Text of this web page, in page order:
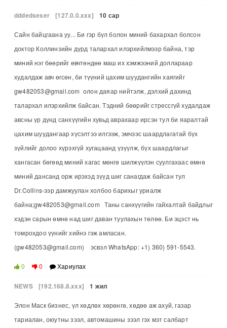
dddedseser [127.0.0.xxx] 10 сар
Сайн байцгаана уу... Би гэр бүл болон миний бахархал болсон
доктор Коллинзийн дүрд талархал илэрхийлмээр байна, тэр
миний нэг бөөрийг өвчтөндөө маш их хэмжээний доллараар
худалдаж авч өгсөн, би түүний цахим шуудангийн хаягийг
gw482053@gmail.com олон даяар нийтэлж, дэлхий дахинд
талархал илэрхийлж байсан. Тэдний бөөрийг стрессгүй худалдаж
авсны үр дүнд санхүүгийн хувьд аврахаар ирсэн тул би яаралтай
цахим шуудангаар хүсэлтээ илгээж, эмчээс шаардлагатай бүх
зүйлийг долоо хүрэхгүй хугацаанд үзүүлж, бүх шаардлагыг
хангасан бөгөөд миний хагас мөнгө шилжүүлэн суулгахаас өмнө
миний дансанд орж ирэхэд зүүд шиг санагдаж байсан тул
Dr.Collins-ээр дамжуулан холбоо барихыг уриалж
байна;gw482053@gmail.com Таны санхүүгийн гайхалтай байдлыг
хэдэн сарын өмнө над шиг даван туулахын төлөө. Би эцэст нь
томрохдоо үүнийг хийнэ гэж амласан.
(gw482053@gmail.com) эсвэл WhatsApp: +1) 360) 591-5543.
0 0 Хариулах
NEWS [192.168.8.xxx] 1 жил
Элон Маск бизнес, үл хөдлөх хөрөнгө, хөдөө аж ахуй, газар
тариалан, оюутны зээл, автомашины зээл гэх мэт салбарт